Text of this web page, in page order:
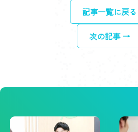
記事一覧に戻る
次の記事 →